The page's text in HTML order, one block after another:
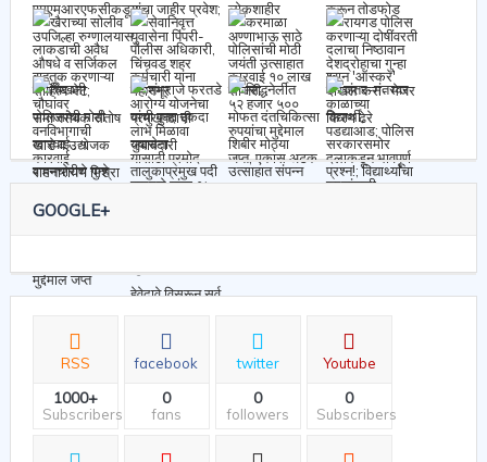
GOOGLE+
RSS
1000+
Subscribers
facebook
0
fans
twitter
0
followers
Youtube
0
Subscribers